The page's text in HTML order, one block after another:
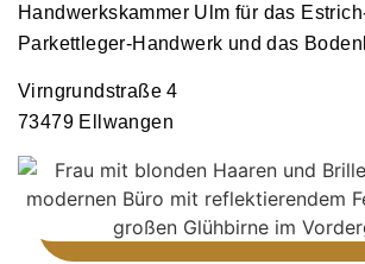
Handwerkskammer Ulm für das
Parkettleger-Handwerk und das
Virngrundstraße 4
73479 Ellwangen